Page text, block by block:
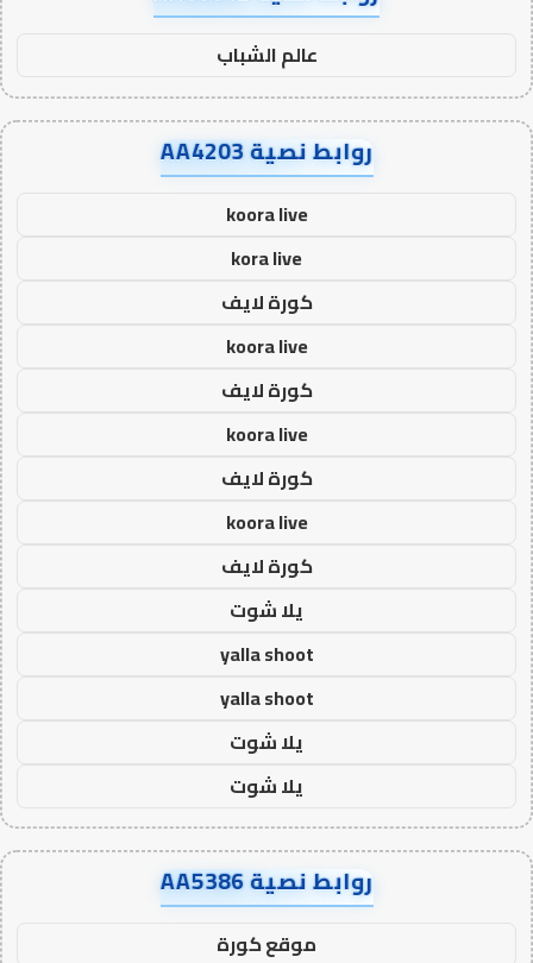
عالم الشباب
روابط نصية AA4203
koora live
kora live
كورة لايف
koora live
كورة لايف
koora live
كورة لايف
koora live
كورة لايف
يلا شوت
yalla shoot
yalla shoot
يلا شوت
يلا شوت
روابط نصية AA5386
موقع كورة